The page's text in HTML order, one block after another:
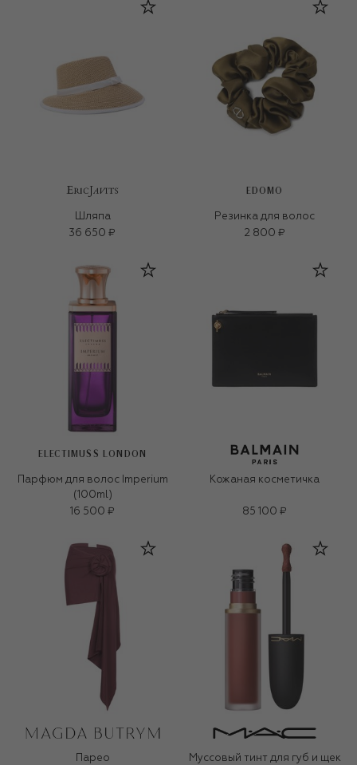
Шляпа
36 650 ₽
EDOMO
Резинка для волос
2 800 ₽
ELECTIMUSS LONDON
Парфюм для волос Imperium
(100ml)
16 500 ₽
Кожаная косметичка
85 100 ₽
Парео
Муссовый тинт для губ и щек